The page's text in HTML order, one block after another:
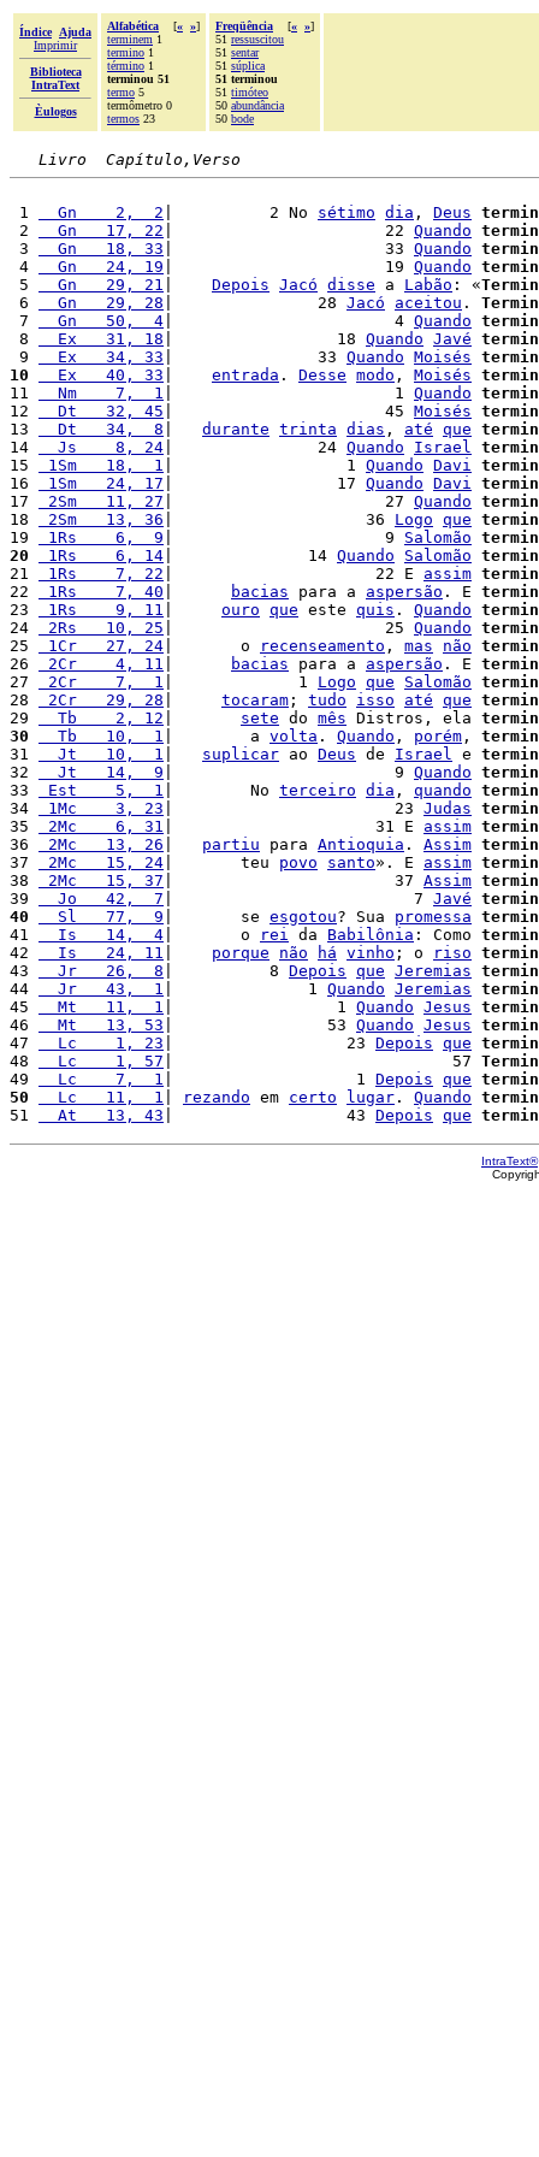
Índice
Ajuda
Imprimir
Biblioteca
IntraText
Èulogos
Alfabética [« »]
terminem 1
termino 1
término 1
terminou 51
termo 5
termômetro 0
termos 23
Freqüência [« »]
51 ressuscitou
51 sentar
51 súplica
51 terminou
51 timóteo
50 abundância
50 bode
Livro  Capítulo,Verso
1
  Gn    2,  2
|          2 No sétimo dia , Deus
2
  Gn   17, 22
|                      22 Quando
3
  Gn   18, 33
|                      33 Quando
4
  Gn   24, 19
|                      19 Quando
5
  Gn   29, 21
Depois Jacó disse a Labão : «
6
  Gn   29, 28
|               28 Jacó aceitou .
7
  Gn   50,  4
|                       4 Quando
8
  Ex   31, 18
|                 18 Quando Javé
9
  Ex   34, 33
|               33 Quando Moisés
10
  Ex   40, 33
entrada . Desse modo , Moisés
11
  Nm    7,  1
|                       1 Quando
12
  Dt   32, 45
|                      45 Moisés
13
  Dt   34,  8
durante trinta dias , até que
14
  Js    8, 24
|               24 Quando Israel
15
1Sm   18,  1 |                  1 Quando Davi
16
1Sm   24, 17 |                 17 Quando Davi
17
2Sm   11, 27 |                      27 Quando
18
2Sm   13, 36 |                    36 Logo que
19
1Rs    6,  9 |                      9 Salomão
20
1Rs    6, 14 |              14 Quando Salomão
21
1Rs    7, 22 |                     22 E assim
22
1Rs    7, 40 bacias para a aspersão . E
23
1Rs    9, 11 ouro que este quis . Quando
24
2Rs   10, 25 |                      25 Quando
25
1Cr   27, 24 |       o recenseamento , mas não
26
2Cr    4, 11 bacias para a aspersão . E
27
2Cr    7,  1 |             1 Logo que Salomão
28
2Cr   29, 28 tocaram ; tudo isso até que
29
  Tb    2, 12
sete do mês Distros, ela
30
  Tb   10,  1
|        a volta . Quando , porém ,
31
  Jt   10,  1
suplicar ao Deus de Israel e
32
  Jt   14,  9
|                       9 Quando
33
Est    5,  1 |        No terceiro dia , quando
34
1Mc    3, 23 |                       23 Judas
35
2Mc    6, 31 |                     31 E assim
36
2Mc   13, 26 partiu para Antioquia . Assim
37
2Mc   15, 24 |       teu povo santo». E assim
38
2Mc   15, 37 |                       37 Assim
39
  Jo   42,  7
|                         7 Javé
40
  Sl   77,  9
|       se esgotou? Sua promessa
41
  Is   14,  4
|       o rei da Babilônia : Como
42
  Is   24, 11
porque não há vinho ; o riso
43
  Jr   26,  8
|          8 Depois que Jeremias
44
  Jr   43,  1
|              1 Quando Jeremias
45
  Mt   11,  1
|                 1 Quando Jesus
46
  Mt   13, 53
|                53 Quando Jesus
47
  Lc    1, 23
|                  23 Depois que
48
  Lc    1, 57
|                             57
49
  Lc    7,  1
|                   1 Depois que
50
  Lc   11,  1
rezando em certo lugar . Quando
51
  At   13, 43
|                  43 Depois que
IntraText®